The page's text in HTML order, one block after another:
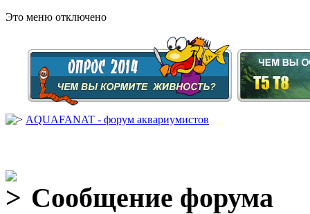
Это меню отключено
AQUAFANAT - форум аквариумистов
Сообщение форума